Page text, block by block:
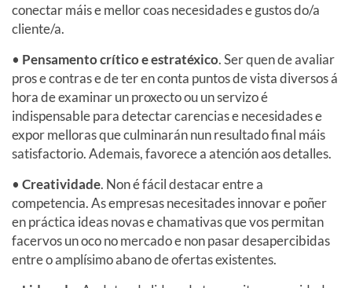
conectar máis e mellor coas necesidades e gustos do/a
cliente/a.
• Pensamento crítico e estratéxico. Ser quen de avaliar
pros e contras e de ter en conta puntos de vista diversos á
hora de examinar un proxecto ou un servizo é
indispensable para detectar carencias e necesidades e
expor melloras que culminarán nun resultado final máis
satisfactorio. Ademais, favorece a atención aos detalles.
• Creatividade. Non é fácil destacar entre a
competencia. As empresas necesitades innovar e poñer
en práctica ideas novas e chamativas que vos permitan
facervos un oco no mercado e non pasar desapercibidas
entre o amplísimo abano de ofertas existentes.